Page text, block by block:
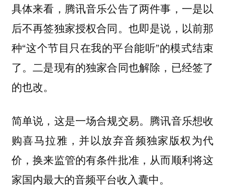
具体来看，腾讯音乐公告了两件事，一是以
后不再签独家授权合同。也即是说，以前那
种“这个节目只在我的平台能听”的模式结束
了。二是现有的独家合同也解除，已经签了
的也改。
简单说，这是一场合规交易。腾讯音乐想收
购喜马拉雅，并以放弃音频独家版权为代
价，换来监管的有条件批准，从而顺利将这
家国内最大的音频平台收入囊中。